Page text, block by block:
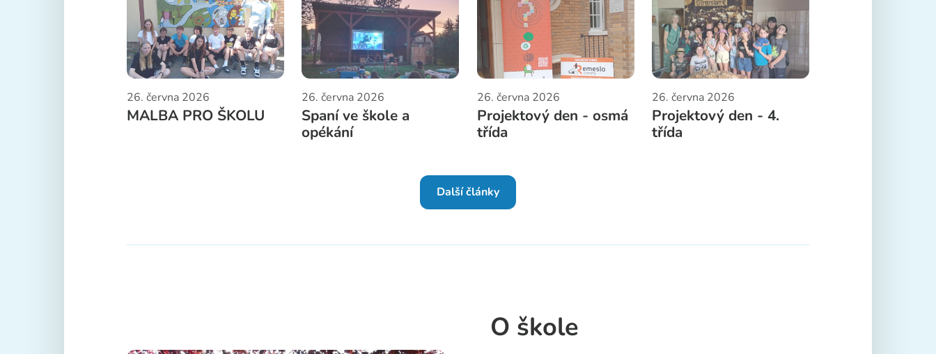
26. června 2026
MALBA PRO ŠKOLU
26. června 2026
Spaní ve škole a
opékání
26. června 2026
Projektový den - osmá
třída
26. června 2026
Projektový den - 4.
třída
Další články
O škole